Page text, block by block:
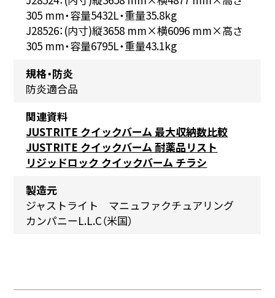
305 mm・容量5432L・重量35.8kg
J28526： (内寸)縦3658 mm×横6096 mm×高さ
305 mm・容量6795L・重量43.1kg
規格・防炎
防炎適合品
関連資料
JUSTRITE クイックバーム 最大収納数比較
JUSTRITE クイックバーム 耐薬品リスト
リジッドロック クイックバーム チラシ
製造元
ジャストライト マニュファクチュアリング
カンパニーL.L.C（米国）